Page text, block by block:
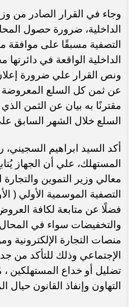
وجاء في القرار الصادر من
الداخلية، ضرورة حصول
التصفية مسبقًا على موافقة
الداخلية الواقعة في دائرتها
ونص القرار علي ضرورة
عن ثمن كل السلع المعروضة
مقترنًا به بيان عن الثمن
السلع خلال الشهر السابق
أكد السيد ابراهيم
المستهلك، علي أن الجهاز
معالي وزير التموين
التصفية الموسمية الأولي (
فضلًا عن متابعة لكافة
والتخفيضات سواء في المحال
منصات التجارة الإلكترونية
الإجتماعي وذلك للتأكد من
تضليل أو خداع المستهلكين
التهاون وإنفاذ القانون حيال